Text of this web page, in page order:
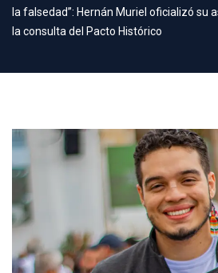
la falsedad”: Hernán Muriel oficializó su
la consulta del Pacto Histórico